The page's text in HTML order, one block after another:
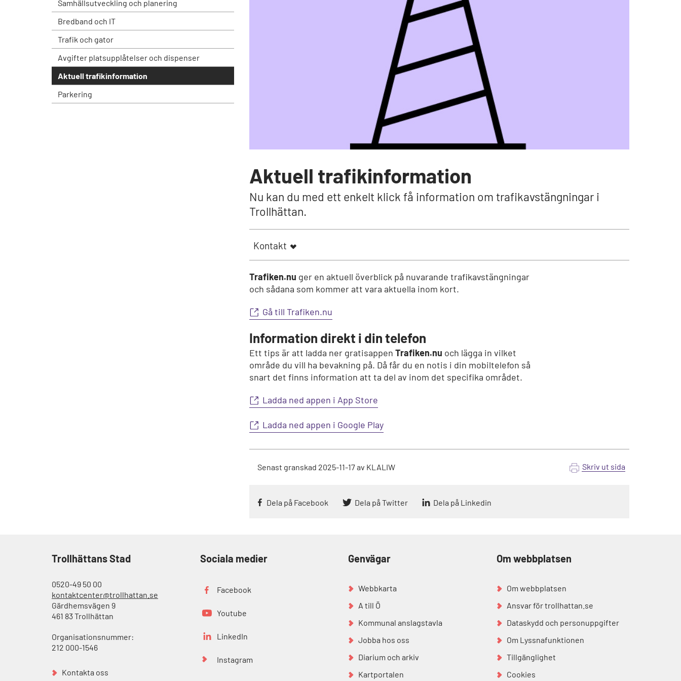
Samhällsutveckling och planering
Bredband och IT
Trafik och gator
Avgifter platsupplåtelser och dispenser
Aktuell trafikinformation
Parkering
Aktuell trafikinformation
Nu kan du med ett enkelt klick få information om trafikavstängningar i
Trollhättan.
Kontakt
Trafiken.nu ger en aktuell överblick på nuvarande trafikavstängningar
och sådana som kommer att vara aktuella inom kort.
Gå till Trafiken.nu
Information direkt i din telefon
Ett tips är att ladda ner gratisappen Trafiken.nu och lägga in vilket
område du vill ha bevakning på. Då får du en notis i din mobiltelefon så
snart det finns information att ta del av inom det specifika området.
Ladda ned appen i App Store
Ladda ned appen i Google Play
Senast granskad 2025-11-17av KLALIW Skriv ut sida
Dela på Facebook Dela på Twitter Dela på Linkedin
Trollhättans Stad
0520-49 50 00
kontaktcenter@trollhattan.se
Gärdhemsvägen 9
461 83 Trollhättan
Organisationsnummer:
212 000-1546
Kontakta oss
Sociala medier
Facebook
Youtube
LinkedIn
Instagram
Genvägar
Webbkarta
A till Ö
Kommunal anslagstavla
Jobba hos oss
Diarium och arkiv
Kartportalen
Om webbplatsen
Om webbplatsen
Ansvar för trollhattan.se
Dataskydd och personuppgifter
Om Lyssnafunktionen
Tillgänglighet
Cookies